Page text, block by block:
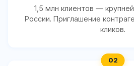
1,5 млн клиентов —
России. Приглашение
кликов.